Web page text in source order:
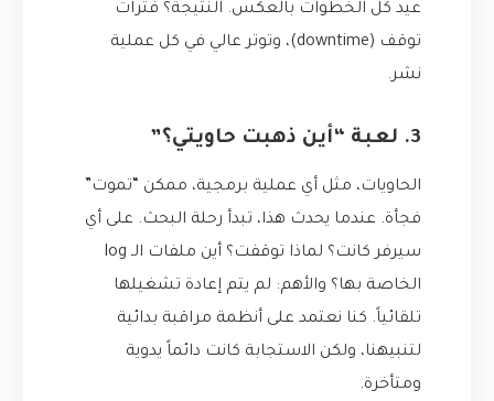
عيد كل الخطوات بالعكس. النتيجة؟ فترات
توقف (downtime)، وتوتر عالي في كل عملية
نشر.
3. لعبة “أين ذهبت حاويتي؟”
الحاويات، مثل أي عملية برمجية، ممكن “تموت”
فجأة. عندما يحدث هذا، تبدأ رحلة البحث. على أي
سيرفر كانت؟ لماذا توقفت؟ أين ملفات الـ log
الخاصة بها؟ والأهم: لم يتم إعادة تشغيلها
تلقائياً. كنا نعتمد على أنظمة مراقبة بدائية
لتنبيهنا، ولكن الاستجابة كانت دائماً يدوية
ومتأخرة.